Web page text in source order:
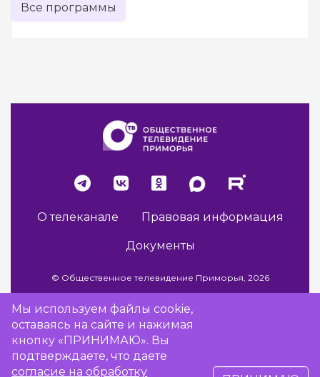
Все программы
О телеканале Правовая информация
Документы
© Общественное телевидение Приморья, 2026
Разработка сайта -Vladweb
Мы используем файлы cookie,
оставаясь на сайте и нажимая
кнопку «ПРИНИМАЮ». Вы
подтверждаете, что даете
согласие на обработку